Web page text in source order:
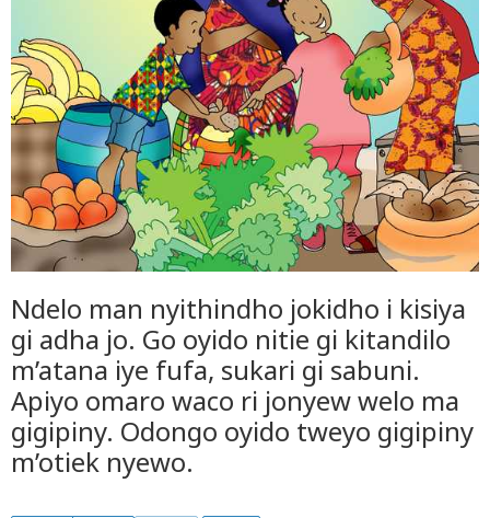
Ndelo man nyithindho jokidho i kisiya
gi adha jo. Go oyido nitie gi kitandilo
m’atana iye fufa, sukari gi sabuni.
Apiyo omaro waco ri jonyew welo ma
gigipiny. Odongo oyido tweyo gigipiny
m’otiek nyewo.